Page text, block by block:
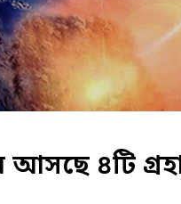
আসছে ৪টি